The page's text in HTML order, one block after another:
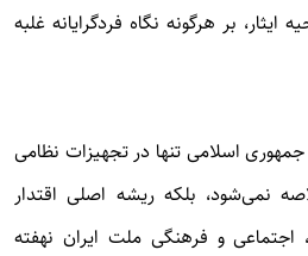
ایثار، بر هرگونه نگاه فردگرایانه غلبه
اسلامی تنها در تجهیزات نظامی
نمی‌شود، بلکه ریشه اصلی اقتدار
اجتماعی و فرهنگی ملت ایران نهفته